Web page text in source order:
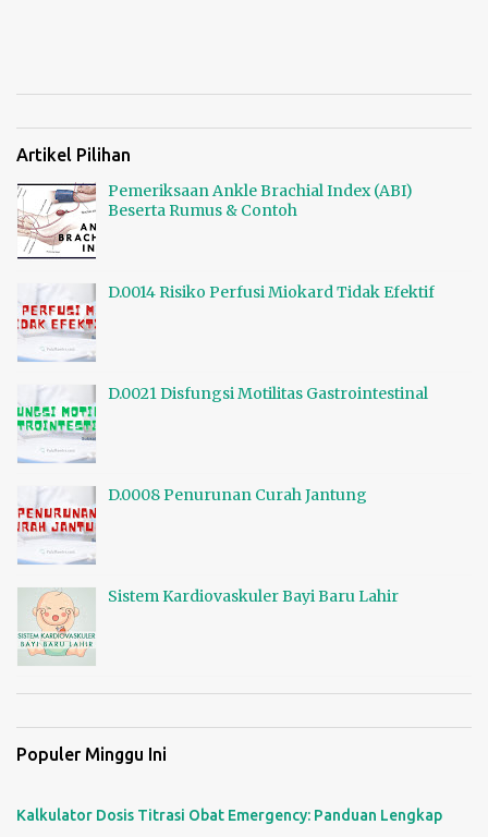
Artikel Pilihan
Pemeriksaan Ankle Brachial Index (ABI)
Beserta Rumus & Contoh
D.0014 Risiko Perfusi Miokard Tidak Efektif
D.0021 Disfungsi Motilitas Gastrointestinal
D.0008 Penurunan Curah Jantung
Sistem Kardiovaskuler Bayi Baru Lahir
Populer Minggu Ini
Kalkulator Dosis Titrasi Obat Emergency: Panduan Lengkap